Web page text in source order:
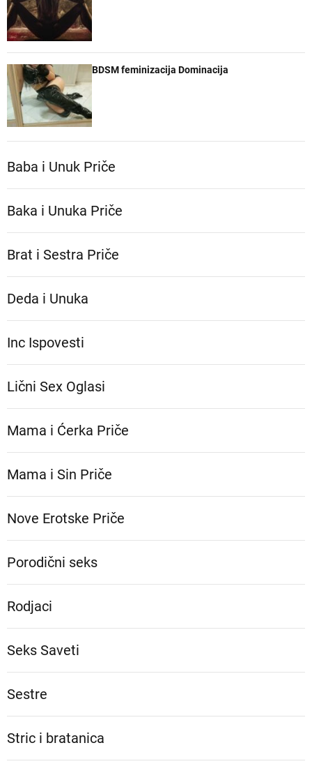
BDSM feminizacija Dominacija
Baba i Unuk Priče
Baka i Unuka Pričе
Brat i Sestra Priče
Deda i Unuka
Inc Ispovesti
Lični Sex Oglasi
Mama i Ćerka Priče
Mama i Sin Priče
Nove Erotske Priče
Porodični seks
Rodjaci
Seks Saveti
Sestre
Stric i bratanica